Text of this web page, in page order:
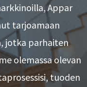
Appar
tarjoamaan
jotka parhaiten
olemassa olevan
tuoden